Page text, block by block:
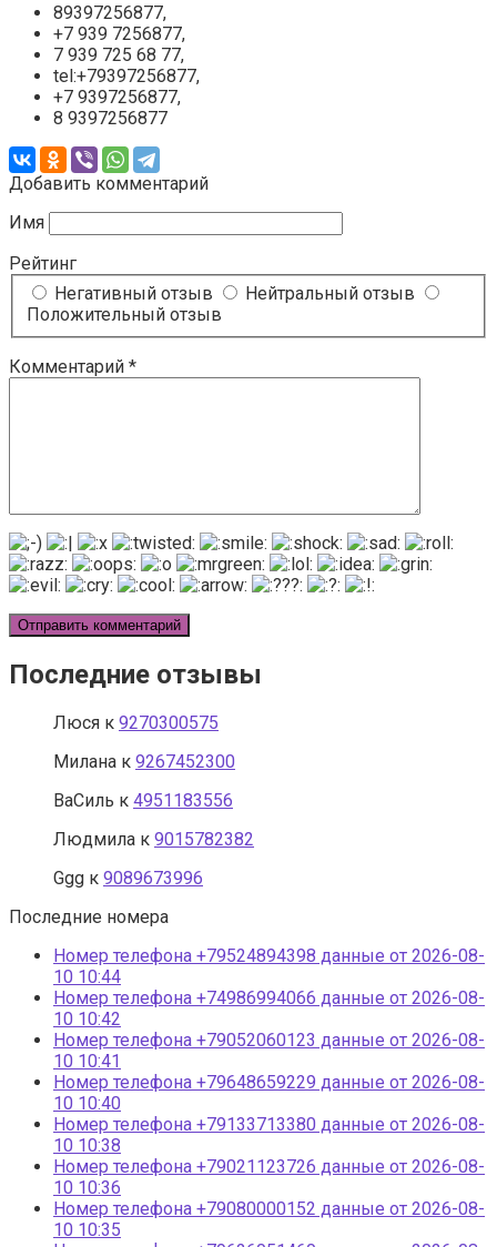
89397256877,
+7 939 7256877,
7 939 725 68 77,
tel:+79397256877,
+7 9397256877,
8 9397256877
Добавить комментарий
Имя
Рейтинг
Негативный отзыв
Нейтральный отзыв
Положительный отзыв
Комментарий *
Последние отзывы
Люся к 9270300575
Милана к 9267452300
ВаСиль к 4951183556
Людмила к 9015782382
Ggg к 9089673996
Последние номера
Номер телефона +79524894398 данные от 2026-08-
10 10:44
Номер телефона +74986994066 данные от 2026-08-
10 10:42
Номер телефона +79052060123 данные от 2026-08-
10 10:41
Номер телефона +79648659229 данные от 2026-08-
10 10:40
Номер телефона +79133713380 данные от 2026-08-
10 10:38
Номер телефона +79021123726 данные от 2026-08-
10 10:36
Номер телефона +79080000152 данные от 2026-08-
10 10:35